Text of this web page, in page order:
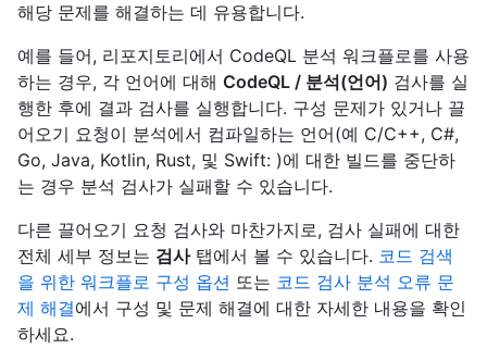
해당 문제를 해결하는 데 유용합니다.
예를 들어, 리포지토리에서 CodeQL 분석 워크플로를 사용
하는 경우, 각 언어에 대해 CodeQL / 분석(언어) 검사를 실
행한 후에 결과 검사를 실행합니다. 구성 문제가 있거나 끌
어오기 요청이 분석에서 컴파일하는 언어(예 C/C++, C#,
Go, Java, Kotlin, Rust, 및 Swift: )에 대한 빌드를 중단하
는 경우 분석 검사가 실패할 수 있습니다.
다른 끌어오기 요청 검사와 마찬가지로, 검사 실패에 대한
전체 세부 정보는 검사탭에서 볼 수 있습니다. 코드 검색
을 위한 워크플로 구성 옵션 또는 코드 검사 분석 오류 문
제 해결에서 구성 및 문제 해결에 대한 자세한 내용을 확인
하세요.